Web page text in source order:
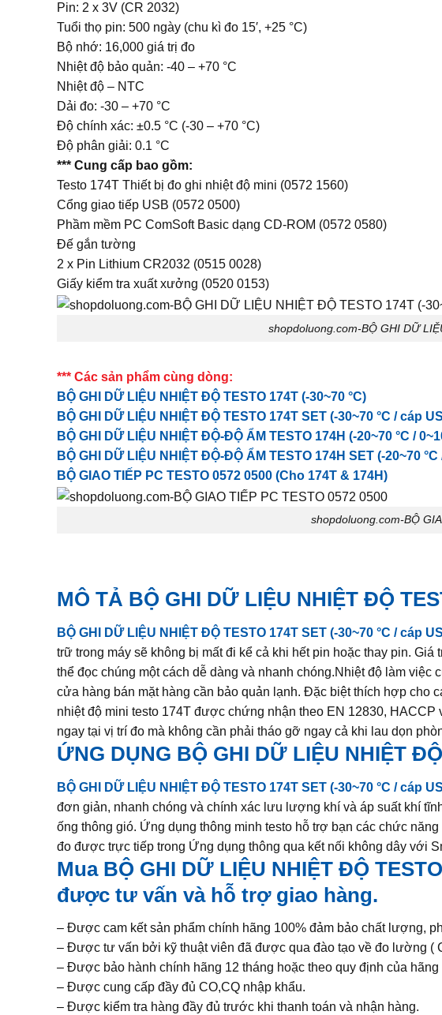
Pin: 2 x 3V (CR 2032)
Tuổi thọ pin: 500 ngày (chu kì đo 15′, +25 °C)
Bộ nhớ: 16,000 giá trị đo
Nhiệt độ bảo quản: -40 – +70 °C
Nhiệt độ – NTC
Dải đo: -30 – +70 °C
Độ chính xác: ±0.5 °C (-30 – +70 °C)
Độ phân giải: 0.1 °C
*** Cung cấp bao gồm:
Testo 174T Thiết bị đo ghi nhiệt độ mini (0572 1560)
Cổng giao tiếp USB (0572 0500)
Phầm mềm PC ComSoft Basic dạng CD-ROM (0572 0580)
Đế gắn tường
2 x Pin Lithium CR2032 (0515 0028)
Giấy kiểm tra xuất xưởng (0520 0153)
shopdoluong.com-BỘ GHI DỮ
*** Các sản phẩm cùng dòng:
BỘ GHI DỮ LIỆU NHIỆT ĐỘ TESTO 174T (-30~70 °C)
BỘ GHI DỮ LIỆU NHIỆT ĐỘ TESTO 174T SET (-30~70 °C / cáp
BỘ GHI DỮ LIỆU NHIỆT ĐỘ-ĐỘ ẨM TESTO 174H (-20~70 °C /
BỘ GHI DỮ LIỆU NHIỆT ĐỘ-ĐỘ ẨM TESTO 174H SET (-20~70
BỘ GIAO TIẾP PC TESTO 0572 0500 (Cho 174T & 174H)
shopdoluong.com-BỘ
MÔ TẢ BỘ GHI DỮ LIỆU NHIỆT ĐỘ
BỘ GHI DỮ LIỆU NHIỆT ĐỘ TESTO 174T SET (-30~70 °C / cáp
trữ trong máy sẽ không bị mất đi kể cả khi hết pin hoặc thay pin.
thể đọc chúng một cách dễ dàng và nhanh chóng.Nhiệt độ làm
cửa hàng bán mặt hàng cần bảo quản lạnh. Đặc biệt thích hợp cho
nhiệt độ mini testo 174T được chứng nhận theo EN 12830,
ngay tại vị trí đo mà không cần phải tháo gỡ ngay cả khi lau dọn
ỨNG DỤNG BỘ GHI DỮ LIỆU NHIỆT
BỘ GHI DỮ LIỆU NHIỆT ĐỘ TESTO 174T SET (-30~70 °C / cáp
đơn giản, nhanh chóng và chính xác lưu lượng khí và áp suất khí
ống thông gió. Ứng dụng thông minh testo hỗ trợ bạn các chức
đo được trực tiếp trong Ứng dụng thông qua kết nối không dây với
Mua BỘ GHI DỮ LIỆU NHIỆT ĐỘ
được tư vấn và hỗ trợ giao hàng.
– Được cam kết sản phẩm chính hãng 100% đảm bảo chất lượng,
– Được tư vấn bởi kỹ thuật viên đã được qua đào tạo về đo lường
– Được bảo hành chính hãng 12 tháng hoặc theo quy định của hãng
– Được cung cấp đầy đủ CO,CQ nhập khẩu.
– Được kiểm tra hàng đầy đủ trước khi thanh toán và nhận hàng.